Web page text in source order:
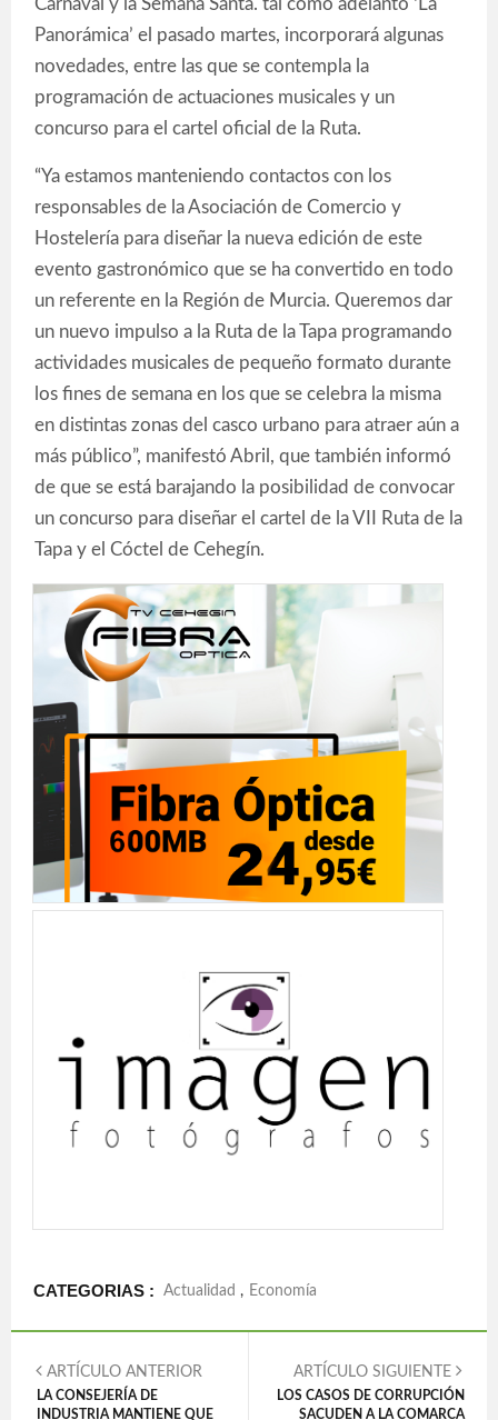
Carnaval y la Semana Santa. tal como adelantó ‘La
Panorámica’ el pasado martes, incorporará algunas
novedades, entre las que se contempla la
programación de actuaciones musicales y un
concurso para el cartel oficial de la Ruta.
“Ya estamos manteniendo contactos con los
responsables de la Asociación de Comercio y
Hostelería para diseñar la nueva edición de este
evento gastronómico que se ha convertido en todo
un referente en la Región de Murcia. Queremos dar
un nuevo impulso a la Ruta de la Tapa programando
actividades musicales de pequeño formato durante
los fines de semana en los que se celebra la misma
en distintas zonas del casco urbano para atraer aún a
más público”, manifestó Abril, que también informó
de que se está barajando la posibilidad de convocar
un concurso para diseñar el cartel de la VII Ruta de la
Tapa y el Cóctel de Cehegín.
CATEGORIAS : Actualidad , Economía
ARTÍCULO ANTERIOR
LA CONSEJERÍA DE
INDUSTRIA MANTIENE QUE
ARTÍCULO SIGUIENTE
LOS CASOS DE CORRUPCIÓN
SACUDEN A LA COMARCA